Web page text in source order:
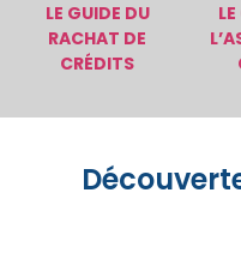
LE GUIDE DU
RACHAT DE
CRÉDITS